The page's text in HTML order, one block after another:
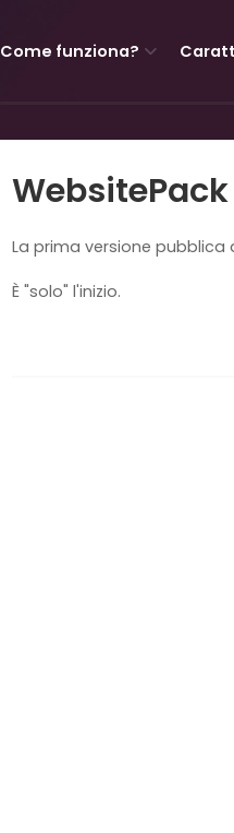
Come funziona?
WebsitePack
La prima versione pubblica
È "solo" l'inizio.